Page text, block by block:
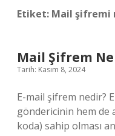
Etiket: Mail şifremi
Mail Şifrem
Tarih: Kasım 8, 2024
E-mail şifrem nedir?
göndericinin hem de
koda) sahip olması